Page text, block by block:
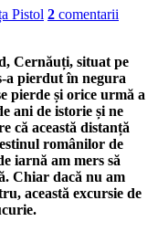
Pistol 2 comentarii
Cernăuți, situat pe
a pierdut în negura
pierde și orice urmă a
ani de istorie și ne
că această distanță
românilor de
iarnă am mers să
Chiar dacă nu am
această excursie de